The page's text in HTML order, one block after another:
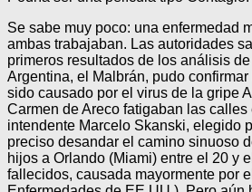
Se sabe muy poco: una enfermedad
ambas trabajaban. Las autoridades
primeros resultados de los análisis
Argentina, el Malbrán, pudo
sido causado por el virus de la gripe
Carmen de Areco fatigaban las
intendente Marcelo Skanski, elegido
preciso desandar el camino sinuoso
hijos a Orlando (Miami) entre el 20 y
fallecidos, causada mayormente por